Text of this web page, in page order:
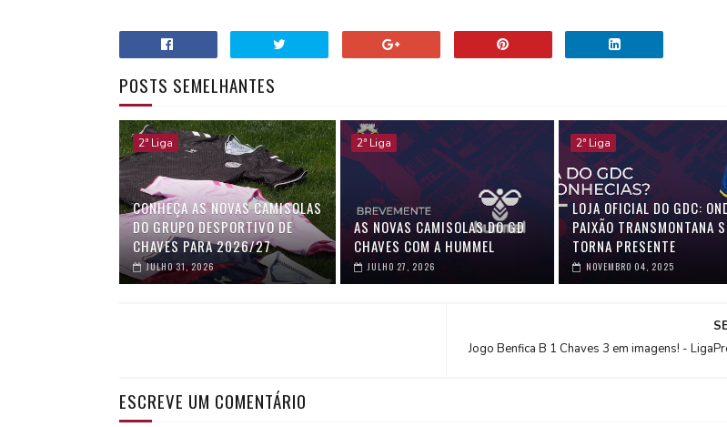
POSTS SEMELHANTES
2ª Liga
CONHEÇA AS NOVAS CAMISOLAS
DO GRUPO DESPORTIVO DE
CHAVES PARA 2026/27
JULHO 31, 2026
2ª Liga
AS NOVAS CAMISOLAS DO GD
CHAVES COM A HUMMEL
JULHO 27, 2026
2ª Liga
LOJA OFICIAL DO GDC:
PAIXÃO TRANSMONTANA
TORNA PRESENTE
NOVEMBRO 04, 2025
Jogo Benfica B 1 Chaves 3 em imagens! -
ESCREVE UM COMENTÁRIO